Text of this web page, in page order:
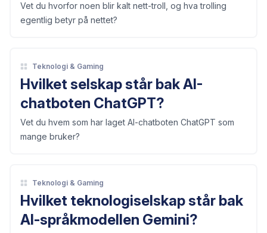
Vet du hvorfor noen blir kalt nett-troll, og hva trolling
egentlig betyr på nettet?
Teknologi & Gaming
Hvilket selskap står bak AI-
chatboten ChatGPT?
Vet du hvem som har laget AI-chatboten ChatGPT som
mange bruker?
Teknologi & Gaming
Hvilket teknologiselskap står bak
AI-språkmodellen Gemini?